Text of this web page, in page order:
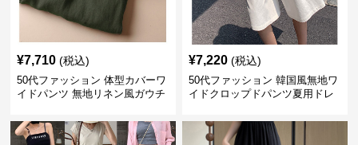
¥7,710 (税込)
50代ファッション 体型カバーワ
イドパンツ 無地リネン風ガウチ
¥7,220 (税込)
50代ファッション 韓国風無地ワ
イドクロップドパンツ夏用ドレ